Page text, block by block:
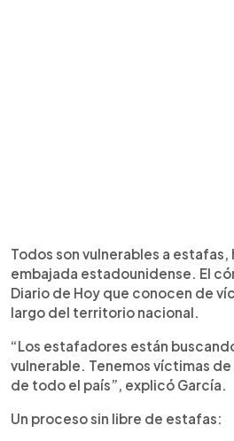
Todos son vulnerables a
embajada estadounidense. El
Diario de Hoy que conocen de
largo del territorio nacional.
“Los estafadores están
vulnerable. Tenemos víctimas
de todo el país”, explicó García.
Un proceso sin libre de estafas: